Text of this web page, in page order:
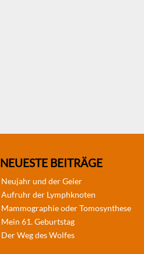
NEUESTE BEITRÄGE
Neujahr und der Geier
Aufruhr der Lymphknoten
Mammographie oder Tomosynthese
Mein 61. Geburtstag
Der Weg des Wolfes